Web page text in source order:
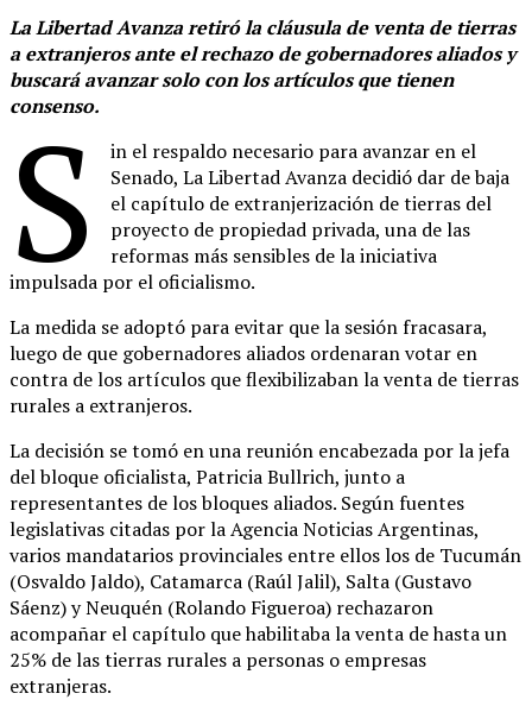
La Libertad Avanza retiró la cláusula de venta de tierras
a extranjeros ante el rechazo de gobernadores aliados y
buscará avanzar solo con los artículos que tienen
consenso.
S
in el respaldo necesario para avanzar en el
Senado, La Libertad Avanza decidió dar de baja
el capítulo de extranjerización de tierras del
proyecto de propiedad privada, una de las
reformas más sensibles de la iniciativa
impulsada por el oficialismo.
La medida se adoptó para evitar que la sesión fracasara,
luego de que gobernadores aliados ordenaran votar en
contra de los artículos que flexibilizaban la venta de tierras
rurales a extranjeros.
La decisión se tomó en una reunión encabezada por la jefa
del bloque oficialista, Patricia Bullrich, junto a
representantes de los bloques aliados. Según fuentes
legislativas citadas por la Agencia Noticias Argentinas,
varios mandatarios provinciales entre ellos los de Tucumán
(Osvaldo Jaldo), Catamarca (Raúl Jalil), Salta (Gustavo
Sáenz) y Neuquén (Rolando Figueroa) rechazaron
acompañar el capítulo que habilitaba la venta de hasta un
25% de las tierras rurales a personas o empresas
extranjeras.